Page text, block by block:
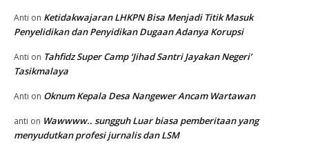
Anti on Ketidakwajaran LHKPN Bisa Menjadi Titik Masuk
Penyelidikan dan Penyidikan Dugaan Adanya Korupsi
Anti on Tahfidz Super Camp ‘Jihad Santri Jayakan Negeri’
Tasikmalaya
Anti on Oknum Kepala Desa Nangewer Ancam Wartawan
anti on Wawwww.. sungguh Luar biasa pemberitaan yang
menyudutkan profesi jurnalis dan LSM